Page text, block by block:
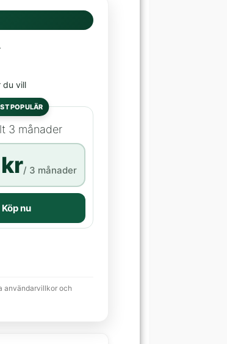
du vill
POPULÄR
3 månader
/ 3 månader
Köp nu
användarvillkor och